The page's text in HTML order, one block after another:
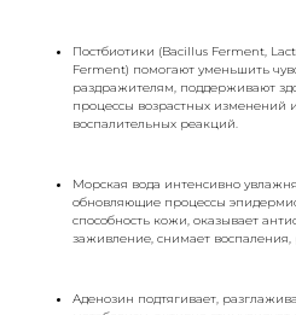
Постбиотики (Bacillus Ferment,
Ferment) помогают уменьшить
раздражителям, поддерживают
процессы возрастных изменений
воспалительных реакций.
Морская вода интенсивно
обновляющие процессы
способность кожи, оказывает
заживление, снимает воспаления,
Аденозин подтягивает,